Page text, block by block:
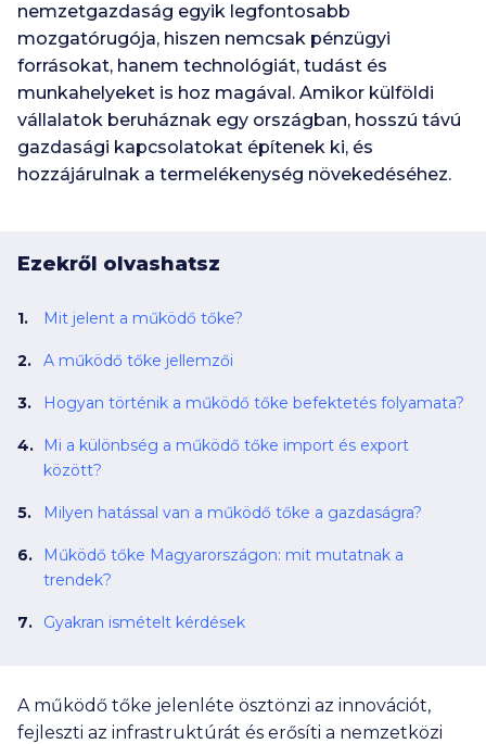
nemzetgazdaság egyik legfontosabb
mozgatórugója, hiszen nemcsak pénzügyi
forrásokat, hanem technológiát, tudást és
munkahelyeket is hoz magával. Amikor külföldi
vállalatok beruháznak egy országban, hosszú távú
gazdasági kapcsolatokat építenek ki, és
hozzájárulnak a termelékenység növekedéséhez.
Ezekről olvashatsz
Mit jelent a működő tőke?
A működő tőke jellemzői
Hogyan történik a működő tőke befektetés folyamata?
Mi a különbség a működő tőke import és export
között?
Milyen hatással van a működő tőke a gazdaságra?
Működő tőke Magyarországon: mit mutatnak a
trendek?
Gyakran ismételt kérdések
A működő tőke jelenléte ösztönzi az innovációt,
fejleszti az infrastruktúrát és erősíti a nemzetközi